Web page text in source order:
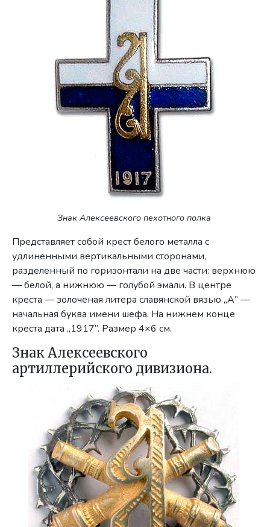
Знак Алексеевского пехотного полка
Представляет собой крест белого металла с
удлиненными вертикаль­ными сторонами,
разделенный по горизонтали на две части: верхнюю
— белой, а нижнюю — голубой эмали. В центре
креста — золоченая литера славянской вязью „А” —
начальная буква имени шефа. На нижнем конце
креста дата „1917”. Размер 4×6 см.
Знак Алексеевского
артиллерийского дивизиона.